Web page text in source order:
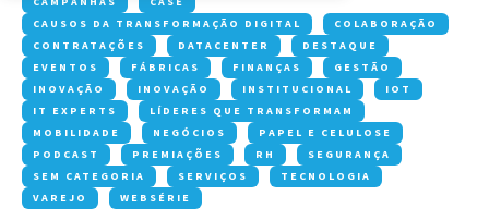
CAUSOS DA TRANSFORMAÇÃO DIGITAL
COLABORAÇÃO
CONTRATAÇÕES
DATACENTER
DESTAQUE
EVENTOS
FÁBRICAS FINANÇAS
GESTÃO
INOVAÇÃO
INOVAÇÃO INSTITUCIONAL
IOT
IT EXPERTS
LÍDERES QUE TRANSFORMAM
MOBILIDADE
NEGÓCIOS
PAPEL E CELULOSE
PODCAST
PREMIAÇÕES RH
SEGURANÇA
SEM CATEGORIA
SERVIÇOS
TECNOLOGIA
VAREJO
WEBSÉRIE